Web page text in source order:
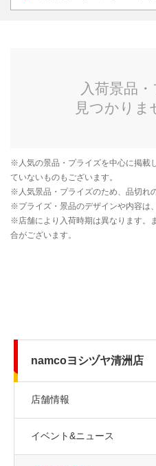
namcoヨシヅヤ清洲店
店舗情報
イベント&ニュース